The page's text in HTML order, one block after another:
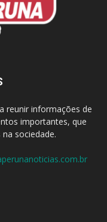
reunir informações de
importantes, que
sociedade.